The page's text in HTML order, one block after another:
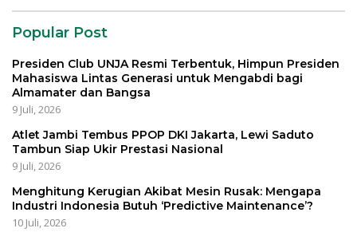
Popular Post
Presiden Club UNJA Resmi Terbentuk, Himpun Presiden
Mahasiswa Lintas Generasi untuk Mengabdi bagi
Almamater dan Bangsa
9 Juli, 2026
Atlet Jambi Tembus PPOP DKI Jakarta, Lewi Saduto
Tambun Siap Ukir Prestasi Nasional
9 Juli, 2026
Menghitung Kerugian Akibat Mesin Rusak: Mengapa
Industri Indonesia Butuh ‘Predictive Maintenance’?
10 Juli, 2026